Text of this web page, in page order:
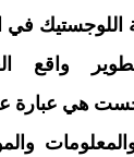
اللوجستيك
واقع
هي عبارة